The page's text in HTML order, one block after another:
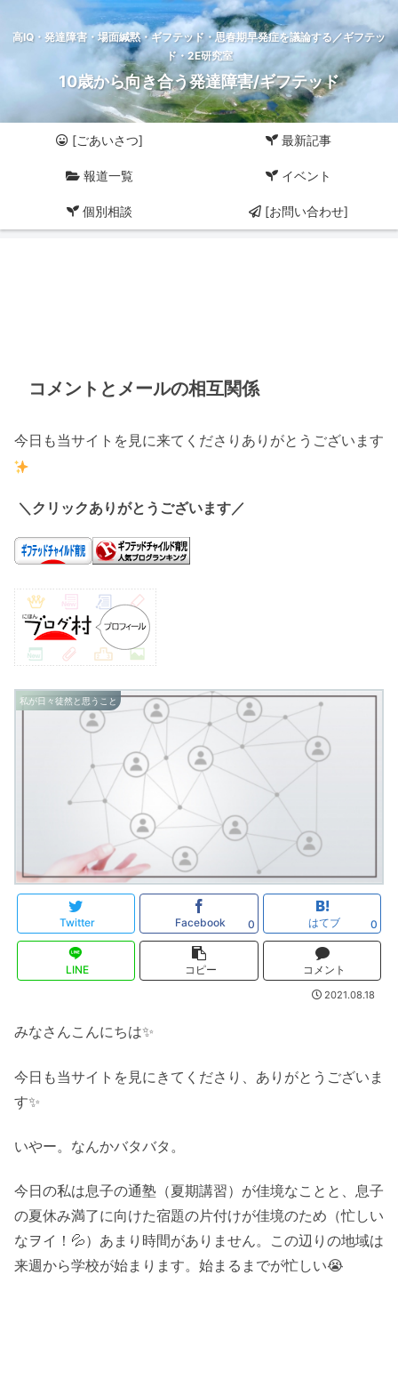
高IQ・発達障害・場面緘黙・ギフテッド・思春期早発症を議論する／ギフテッ
ド・2E研究室
10歳から向き合う発達障害/ギフテッド
[ごあいさつ] 最新記事
報道一覧 イベント
個別相談 [お問い合わせ]
コメントとメールの相互関係
今日も当サイトを見に来てくださりありがとうございます
＼クリックありがとうございます／
私が日々徒然と思うこと
Twitter Facebook 0 はてブ 0
LINE コピー コメント
2021.08.18
みなさんこんにちは✨
今日も当サイトを見にきてくださり、ありがとうございま
す✨
いやー。なんかバタバタ。
今日の私は息子の通塾（夏期講習）が佳境なことと、息子
の夏休み満了に向けた宿題の片付けが佳境のため（忙しい
なヲイ！💦）あまり時間がありません。この辺りの地域は
来週から学校が始まります。始まるまでが忙しい😭